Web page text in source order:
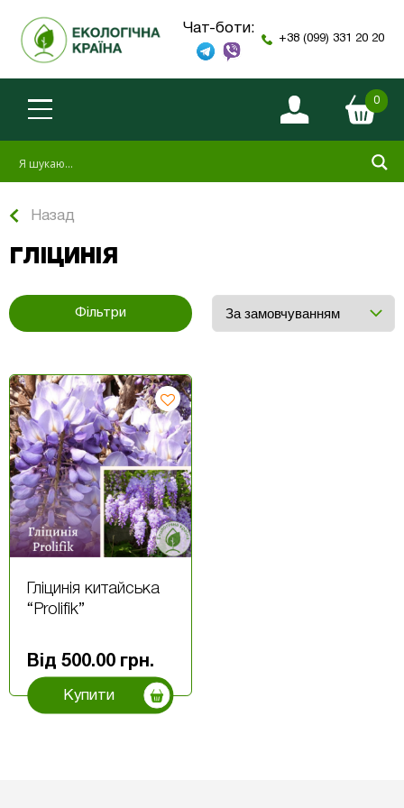
Чат-боти:
+38 (099) 331 20 20
0
Назад
ГЛІЦИНІЯ
Фільтри
Гліцинія китайська
“Prolifik”
Від500.00 грн.
Купити